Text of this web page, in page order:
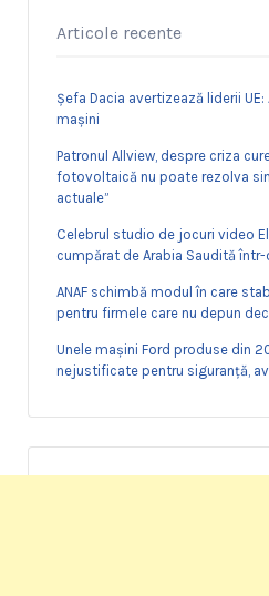
Articole recente
Șefa Dacia avertizează liderii
mașini
Patronul Allview, despre criza
fotovoltaică nu poate rezolva
actuale”
Celebrul studio de jocuri video
cumpărat de Arabia Saudită
ANAF schimbă modul în care
pentru firmele care nu depun
Unele mașini Ford produse din
nejustificate pentru siguranță,